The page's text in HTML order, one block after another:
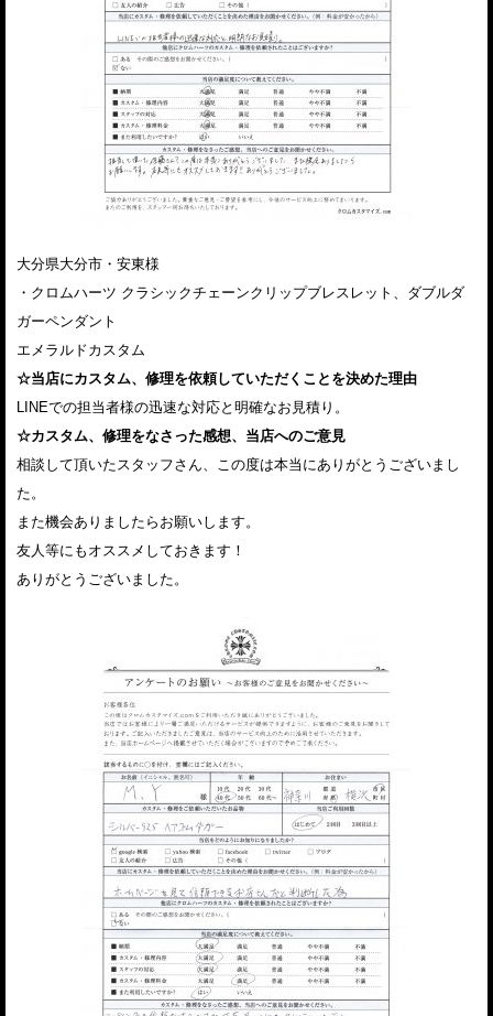
大分県大分市・安東様
・クロムハーツ クラシックチェーンクリップブレスレット、ダブルダ
ガーペンダント
エメラルドカスタム
☆当店にカスタム、修理を依頼していただくことを決めた理由
LINEでの担当者様の迅速な対応と明確なお見積り。
☆カスタム、修理をなさった感想、当店へのご意見
相談して頂いたスタッフさん、この度は本当にありがとうございまし
た。
また機会ありましたらお願いします。
友人等にもオススメしておきます！
ありがとうございました。